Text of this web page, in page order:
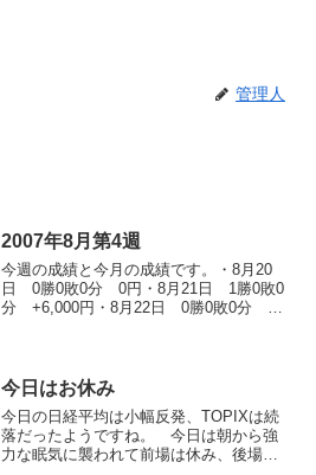
管理人
2007年8月第4週
今週の成績と今月の成績です。・8月20
日 0勝0敗0分 0円・8月21日 1勝0敗0
分 +6,000円・8月22日 0勝0敗0分 0
今日はお休み
今日の日経平均は小幅反発、TOPIXは続
落だったようですね。 今日は朝から強
力な眠気に襲われて前場は休み、後場も